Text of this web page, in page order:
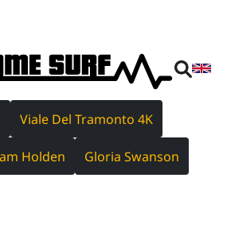
Viale Del Tramonto 4K
Holden Gloria Swanson